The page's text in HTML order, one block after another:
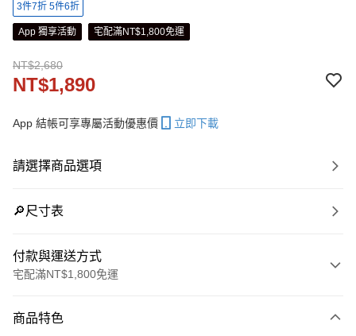
3件7折 5件6折
App 獨享活動 宅配滿NT$1,800免運
NT$2,680
NT$1,890
App 結帳可享專屬活動優惠價 立即下載
請選擇商品選項
🔎尺寸表
付款與運送方式
宅配滿NT$1,800免運
信用卡一次付款
商品特色